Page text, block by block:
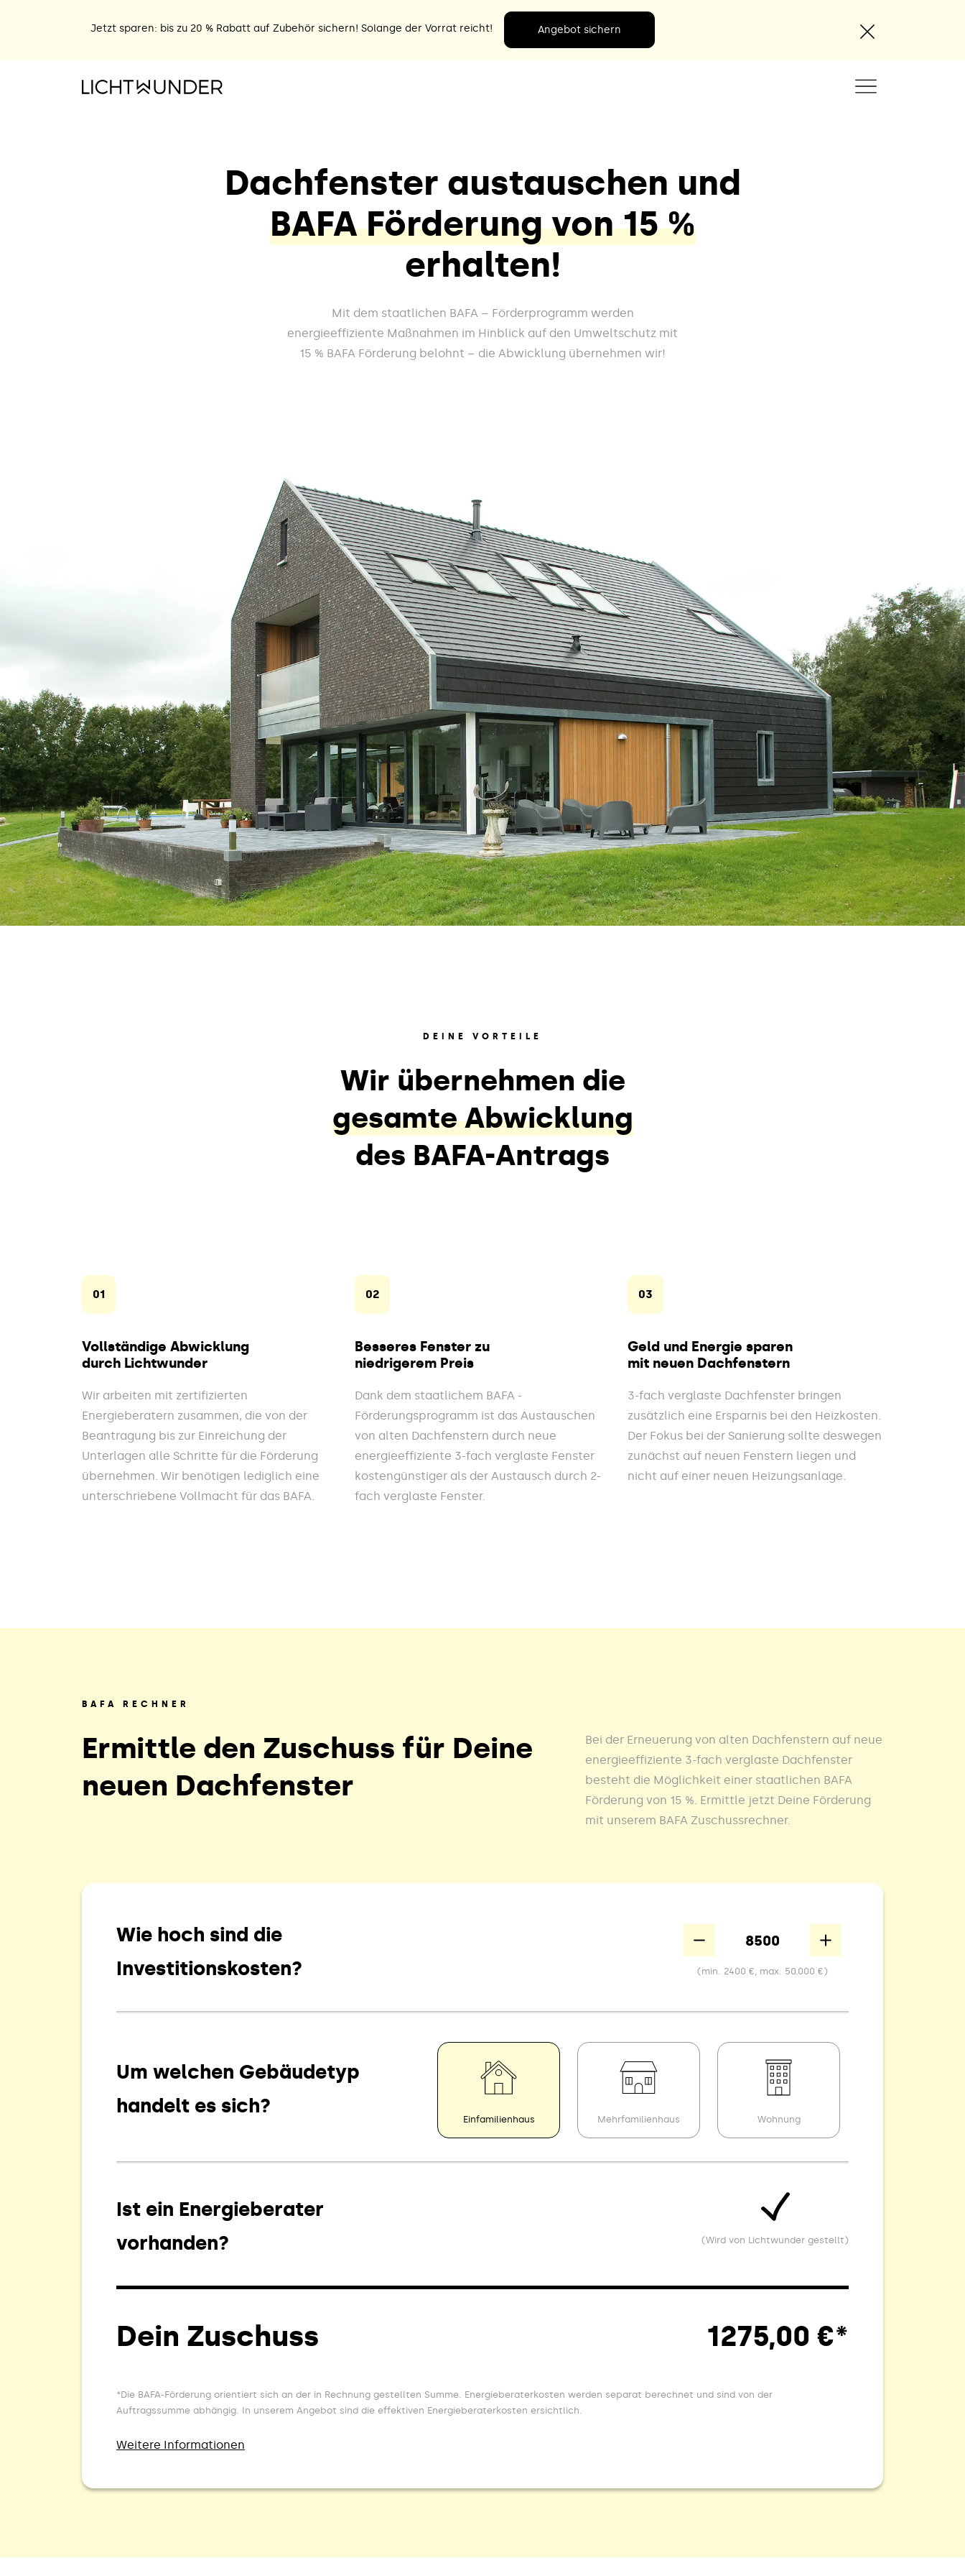
Jetzt sparen: bis zu 20 % Rabatt auf Zubehör sichern! Solange der Vorrat reicht! Angebot sichern
Angebot anfordern
Dachfenster austauschen und
BAFA Förderung von 15 %
erhalten!
Mit dem staatlichen BAFA – Förderprogramm werden
energieeffiziente Maßnahmen im Hinblick auf den Umweltschutz mit
15 % BAFA Förderung belohnt – die Abwicklung übernehmen wir!
DEINE VORTEILE
Wir übernehmen die
gesamte Abwicklung
des BAFA-Antrags
01
Vollständige Abwicklung
durch Lichtwunder
Wir arbeiten mit zertifizierten
Energieberatern zusammen, die von der
Beantragung bis zur Einreichung der
Unterlagen alle Schritte für die Förderung
übernehmen. Wir benötigen lediglich eine
unterschriebene Vollmacht für das BAFA.
02
Besseres Fenster zu
niedrigerem Preis
Dank dem staatlichem BAFA -
Förderungsprogramm ist das Austauschen
von alten Dachfenstern durch neue
energieeffiziente 3-fach verglaste Fenster
kostengünstiger als der Austausch durch 2-
fach verglaste Fenster.
03
Geld und Energie sparen
mit neuen Dachfenstern
3-fach verglaste Dachfenster bringen
zusätzlich eine Ersparnis bei den Heizkosten.
Der Fokus bei der Sanierung sollte deswegen
zunächst auf neuen Fenstern liegen und
nicht auf einer neuen Heizungsanlage.
BAFA RECHNER
Ermittle den Zuschuss für Deine
neuen Dachfenster
Bei der Erneuerung von alten Dachfenstern auf neue
energieeffiziente 3-fach verglaste Dachfenster
besteht die Möglichkeit einer staatlichen BAFA
Förderung von 15 %. Ermittle jetzt Deine Förderung
mit unserem BAFA Zuschussrechner.
Wie hoch sind die
Investitionskosten?
Down
(min. 2400 €, max. 50.000 €)
Um welchen Gebäudetyp
handelt es sich?
Einfamilienhaus Mehrfamilienhaus Wohnung
Ist ein Energieberater
vorhanden?
(Wird von Lichtwunder gestellt)
Dein Zuschuss 1275,00 €*
*Die BAFA-Förderung orientiert sich an der in Rechnung gestellten Summe. Energieberaterkosten werden separat berechnet und sind von der
Auftragssumme abhängig. In unserem Angebot sind die effektiven Energieberaterkosten ersichtlich.
Weitere Informationen